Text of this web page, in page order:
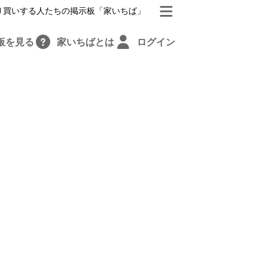
いする人たちの掲示板「家いちば」
を見る 家いちばとは ログイン